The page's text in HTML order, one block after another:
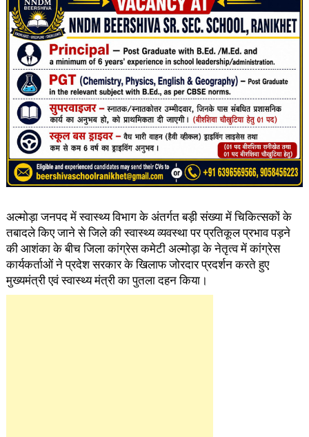
अल्मोड़ा जनपद में स्वास्थ्य विभाग के अंतर्गत बड़ी संख्या में चिकित्सकों के
तबादले किए जाने से जिले की स्वास्थ्य व्यवस्था पर प्रतिकूल प्रभाव पड़ने
की आशंका के बीच जिला कांग्रेस कमेटी अल्मोड़ा के नेतृत्व में कांग्रेस
कार्यकर्ताओं ने प्रदेश सरकार के खिलाफ जोरदार प्रदर्शन करते हुए
मुख्यमंत्री एवं स्वास्थ्य मंत्री का पुतला दहन किया।